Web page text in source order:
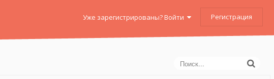
Уже зарегистрированы? Войти Регистрация